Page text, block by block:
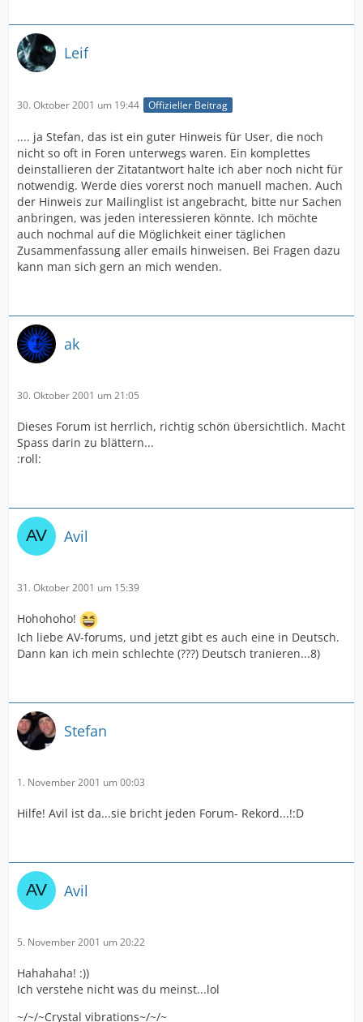
Leif
30. Oktober 2001 um 19:44 Offizieller Beitrag
.... ja Stefan, das ist ein guter Hinweis für User, die noch
nicht so oft in Foren unterwegs waren. Ein komplettes
deinstallieren der Zitatantwort halte ich aber noch nicht für
notwendig. Werde dies vorerst noch manuell machen. Auch
der Hinweis zur Mailinglist ist angebracht, bitte nur Sachen
anbringen, was jeden interessieren könnte. Ich möchte
auch nochmal auf die Möglichkeit einer täglichen
Zusammenfassung aller emails hinweisen. Bei Fragen dazu
kann man sich gern an mich wenden.
ak
30. Oktober 2001 um 21:05
Dieses Forum ist herrlich, richtig schön übersichtlich. Macht
Spass darin zu blättern...
:roll:
Avil
31. Oktober 2001 um 15:39
Hohohoho!
Ich liebe AV-forums, und jetzt gibt es auch eine in Deutsch.
Dann kan ich mein schlechte (???) Deutsch tranieren...8)
Stefan
1. November 2001 um 00:03
Hilfe! Avil ist da...sie bricht jeden Forum- Rekord...!:D
Avil
5. November 2001 um 20:22
Hahahaha! :))
Ich verstehe nicht was du meinst...lol
~/~/~Crystal vibrations~/~/~